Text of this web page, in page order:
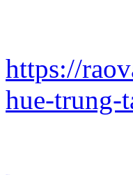
https://
hue-trung-